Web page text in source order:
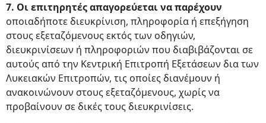
7. Οι επιτηρητές απαγορεύεται να παρέχουν
οποιαδήποτε διευκρίνιση, πληροφορία ή επεξήγηση
στους εξεταζόμενους εκτός των οδηγιών,
διευκρινίσεων ή πληροφοριών που διαβιβάζονται σε
αυτούς από την Κεντρική Επιτροπή Εξετάσεων δια των
Λυκειακών Επιτροπών, τις οποίες διανέμουν ή
ανακοινώνουν στους εξεταζόμενους, χωρίς να
προβαίνουν σε δικές τους διευκρινίσεις.